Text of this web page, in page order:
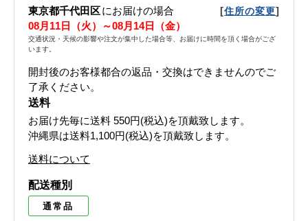
東京都千代田区にお届けの場合 [住所の変更]
08月11日（火）～08月14日（金）
交通状況・天候の影響や注文が集中した場合等、お届けに時間を頂く場合がござ
います。
開封後のお客様都合の返品・交換はできませんのでご
了承ください。
送料
お届け先毎に送料 550円(税込)を頂戴致します。
沖縄県は送料1,100円(税込)を頂戴致します。
送料について
配送種別
通常品